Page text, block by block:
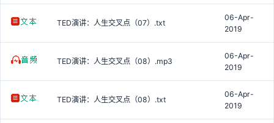
TED演讲：人生交叉点（07）.txt
06-Apr-
2019
TED演讲：人生交叉点（08）.mp3
06-Apr-
2019
TED演讲：人生交叉点（08）.txt
06-Apr-
2019